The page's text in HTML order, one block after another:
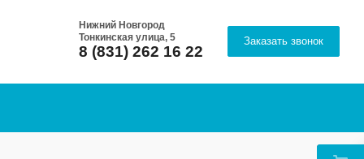
Нижний Новгород
Тонкинская улица, 5
8 (831) 262 16 22
Заказать звонок